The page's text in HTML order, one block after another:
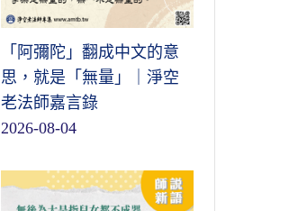
「阿彌陀」翻成中文的意
思，就是「無量」｜淨空
老法師嘉言錄
2026-08-04